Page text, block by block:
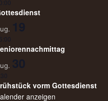
19
30
vorm Gottesdienst
anzeigen